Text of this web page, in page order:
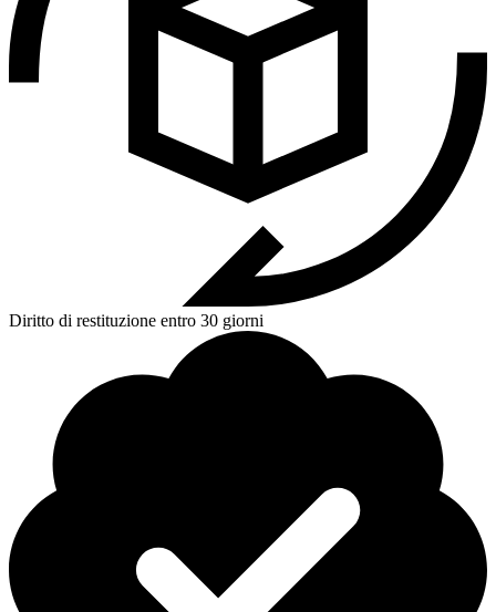
Diritto di restituzione entro 30 giorni